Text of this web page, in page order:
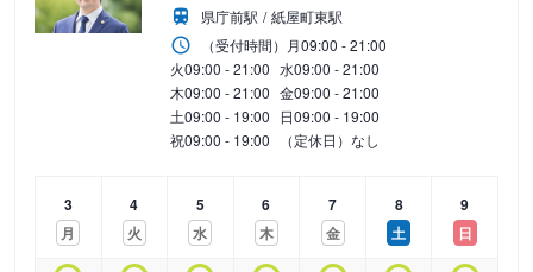
県庁前駅
紙屋町東駅
（受付時間） 月09:00 - 21:00
火09:00 - 21:00 水09:00 - 21:00
木09:00 - 21:00 金09:00 - 21:00
土09:00 - 19:00 日09:00 - 19:00
祝09:00 - 19:00 （定休日）なし
3
月
4
火
5
水
6
木
7
金
8
土
9
日